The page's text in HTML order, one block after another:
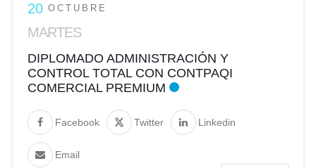
20 OCTUBRE
MARTES
DIPLOMADO ADMINISTRACIÓN Y
CONTROL TOTAL CON CONTPAQI
COMERCIAL PREMIUM
Facebook Twitter Linkedin
Email